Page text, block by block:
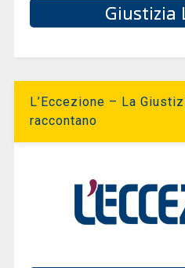
Giustizia
L’Eccezione – La
raccontano